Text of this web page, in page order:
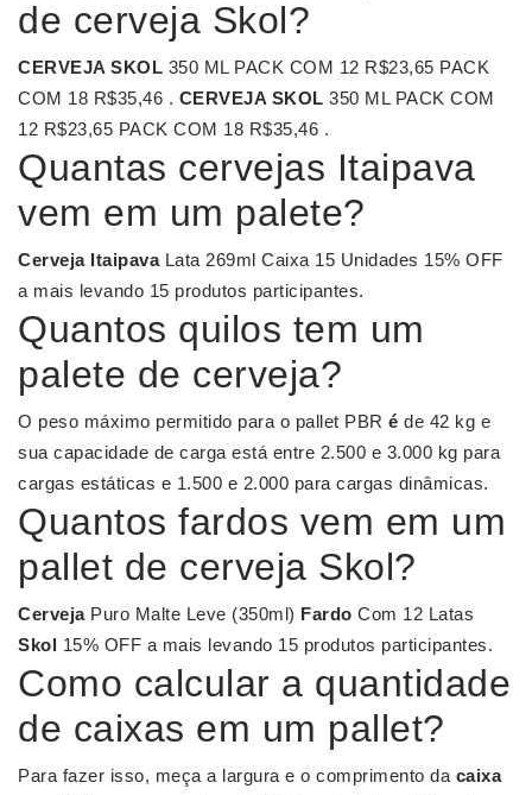
de cerveja Skol?
CERVEJA SKOL 350 ML PACK COM 12 R$23,65 PACK
COM 18 R$35,46 . CERVEJA SKOL 350 ML PACK COM
12 R$23,65 PACK COM 18 R$35,46 .
Quantas cervejas Itaipava
vem em um palete?
Cerveja ItaipavaLata 269ml Caixa 15 Unidades 15% OFF
a mais levando 15 produtos participantes.
Quantos quilos tem um
palete de cerveja?
O peso máximo permitido para o pallet PBR é de 42 kg e
sua capacidade de carga está entre 2.500 e 3.000 kg para
cargas estáticas e 1.500 e 2.000 para cargas dinâmicas.
Quantos fardos vem em um
pallet de cerveja Skol?
CervejaPuro Malte Leve (350ml) Fardo Com 12 Latas
Skol 15% OFF a mais levando 15 produtos participantes.
Como calcular a quantidade
de caixas em um pallet?
Para fazer isso, meça a largura e o comprimento da caixa